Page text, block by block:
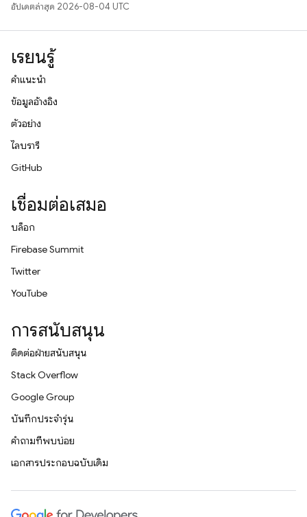
อัปเดตล่าสุด 2026-08-04 UTC
เรียนรู้
คำแนะนำ
ข้อมูลอ้างอิง
ตัวอย่าง
ไลบรารี
GitHub
เชื่อมต่อเสมอ
บล็อก
Firebase Summit
Twitter
YouTube
การสนับสนุน
ติดต่อฝ่ายสนับสนุน
Stack Overflow
Google Group
บันทึกประจำรุ่น
คำถามที่พบบ่อย
เอกสารประกอบฉบับเดิม